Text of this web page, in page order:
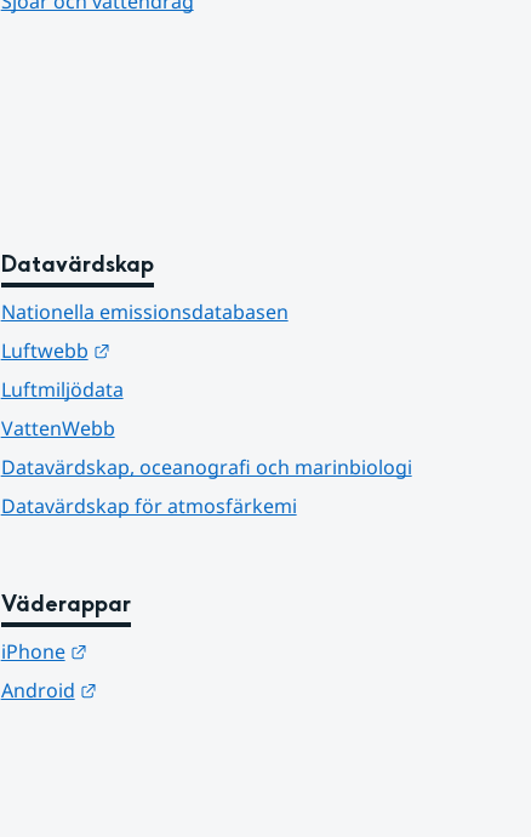
Datavärdskap
Nationella emissionsdatabasen
Luftwebb
Länk till annan webbplats.
Luftmiljödata
VattenWebb
Datavärdskap, oceanografi och marinbiologi
Datavärdskap för atmosfärkemi
Väderappar
iPhone
Länk till annan webbplats.
Android
Länk till annan webbplats.